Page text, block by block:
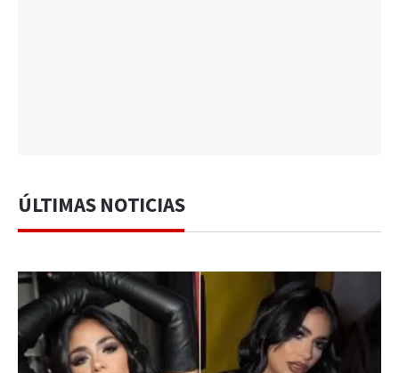
ÚLTIMAS NOTICIAS